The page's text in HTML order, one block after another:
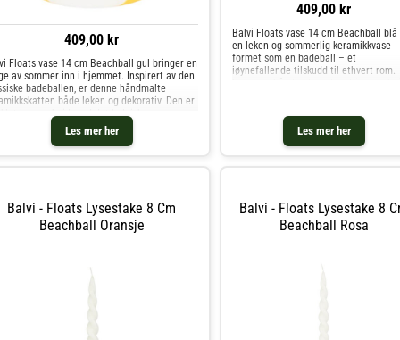
409,00 kr
Les mer her
Floats vase 14 cm Beachball gul bringer en
av sommer inn i hjemmet. Inspirert av den
badeballen, er denne håndmalte
både leken og dekorativ. Den er
i samarbeid med det belgiske
Qué Rico og
409,00 kr
Les mer her
Balvi Floats vase 14 cm Beachball blå
en leken og sommerlig keramikkvase
formet som en badeball – et
iøynefallende tilskudd til ethvert rom.
Balvi - Floats Lysestake 8 Cm
Beachball Oransje
Balvi - Floats Lysestake 8
Beachball Rosa